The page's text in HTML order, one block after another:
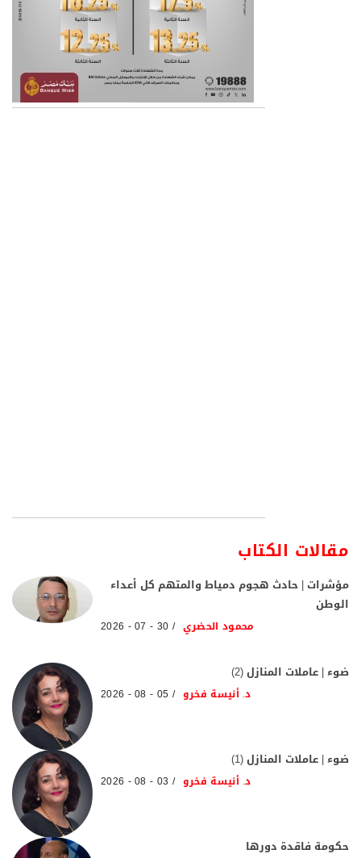
مقالات الكتاب
مؤشرات | حادث هجوم دمياط والمتهم كل أعداء
الوطن
محمود الحضري 30 - 07 - 2026
ضوء | عاملات المنازل (2)
د. أنيسة فخرو 05 - 08 - 2026
ضوء | عاملات المنازل (1)
د. أنيسة فخرو 03 - 08 - 2026
حكومة فاقدة دورها